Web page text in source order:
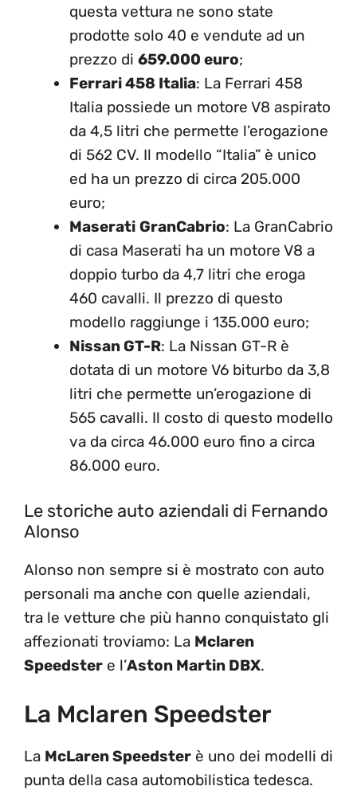
questa vettura ne sono state
prodotte solo 40 e vendute ad un
prezzo di 659.000 euro;
Ferrari 458 Italia: La Ferrari 458
Italia possiede un motore V8 aspirato
da 4,5 litri che permette l’erogazione
di 562 CV. Il modello “Italia” è unico
ed ha un prezzo di circa 205.000
euro;
Maserati GranCabrio: La GranCabrio
di casa Maserati ha un motore V8 a
doppio turbo da 4,7 litri che eroga
460 cavalli. Il prezzo di questo
modello raggiunge i 135.000 euro;
Nissan GT-R: La Nissan GT-R è
dotata di un motore V6 biturbo da 3,8
litri che permette un’erogazione di
565 cavalli. Il costo di questo modello
va da circa 46.000 euro fino a circa
86.000 euro.
Le storiche auto aziendali di Fernando
Alonso
Alonso non sempre si è mostrato con auto
personali ma anche con quelle aziendali,
tra le vetture che più hanno conquistato gli
affezionati troviamo: La Mclaren
Speedster e l’Aston Martin DBX.
La Mclaren Speedster
La McLaren Speedster è uno dei modelli di
punta della casa automobilistica tedesca.